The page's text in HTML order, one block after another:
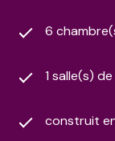
6
1 salle(s)
construit